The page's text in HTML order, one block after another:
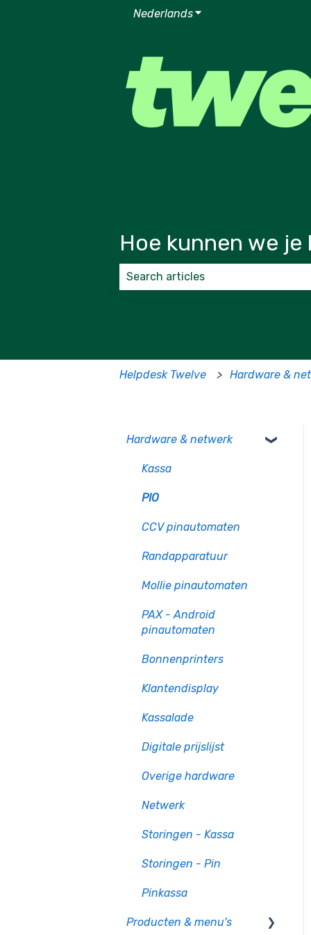
NederlandsSubmenu tonen voor
Hoe kunnen we je
Helpdesk Twelve Hardware &
Hardware & netwerk
Kassa
PIO
CCV pinautomaten
Randapparatuur
Mollie pinautomaten
PAX - Android
pinautomaten
Bonnenprinters
Klantendisplay
Kassalade
Digitale prijslijst
Overige hardware
Netwerk
Storingen - Kassa
Storingen - Pin
Pinkassa
Producten & menu's